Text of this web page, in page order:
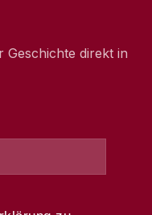
Geschichte direkt in